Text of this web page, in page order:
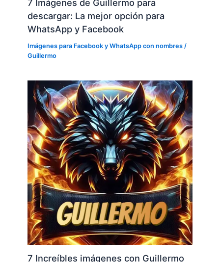
7 Imágenes de Guillermo para
descargar: La mejor opción para
WhatsApp y Facebook
Imágenes para Facebook y WhatsApp con nombres /
Guillermo
7 Increíbles imágenes con Guillermo